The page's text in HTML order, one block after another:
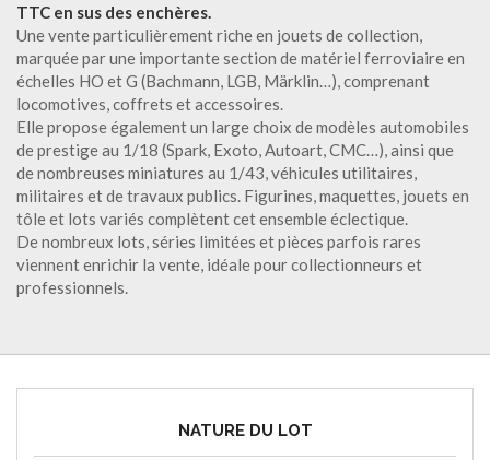
TTC en sus des enchères.
Une vente particulièrement riche en jouets de collection,
marquée par une importante section de matériel ferroviaire en
échelles HO et G (Bachmann, LGB, Märklin…), comprenant
locomotives, coffrets et accessoires.
Elle propose également un large choix de modèles automobiles
de prestige au 1/18 (Spark, Exoto, Autoart, CMC…), ainsi que
de nombreuses miniatures au 1/43, véhicules utilitaires,
militaires et de travaux publics. Figurines, maquettes, jouets en
tôle et lots variés complètent cet ensemble éclectique.
De nombreux lots, séries limitées et pièces parfois rares
viennent enrichir la vente, idéale pour collectionneurs et
professionnels.
NATURE DU LOT